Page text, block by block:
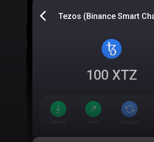
Tezos (Binance Smart
100 XTZ